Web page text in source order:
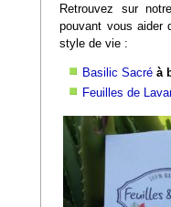
Retrouvez sur
pouvant vous aider
style de vie :
Basilic Sacré à
Feuilles de